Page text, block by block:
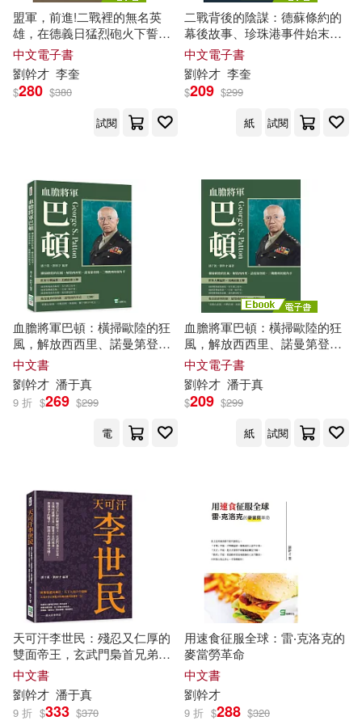
盟軍，前進!二戰裡的無名英
雄，在德義日猛烈砲火下誓死
衛國 (電子書)
中文電子書
劉幹才 李奎
$280 $380
試閱
二戰背後的陰謀：德蘇條約的
幕後故事、珍珠港事件始末、
德軍迷途飛機的命運、希特勒
的未解之謎，12個隱藏在戰爭
中的歷史真相 (電子書)
中文電子書
劉幹才 李奎
$209 $299
紙
試閱
血膽將軍巴頓：橫掃歐陸的狂
風，解放西西里、諾曼第登
陸，二戰勝利的號角手
中文書
劉幹才 潘于真
9 折 $269 $299
電
血膽將軍巴頓：橫掃歐陸的狂
風，解放西西里、諾曼第登
陸，二戰勝利的號角手 (電子
書)
中文電子書
劉幹才 潘于真
$209 $299
紙
試閱
天可汗李世民：殘忍又仁厚的
雙面帝王，玄武門梟首兄弟，
皇城內逼禪父皇，踏著手足的
屍身，牽著英才的雙手，開創
不朽的盛世帝國!
中文書
劉幹才 潘于真
9 折 $333 $370
用速食征服全球：雷‧克洛克的
麥當勞革命
中文書
劉幹才
9 折 $288 $320